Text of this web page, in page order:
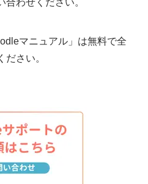
マニュアル」は無料で全
さい。